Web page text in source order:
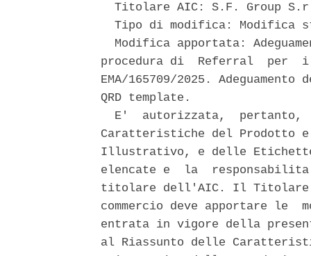
Titolare AIC: S.F. Group
Tipo di modifica: Modifica
Modifica apportata:
procedura di  Referral  per
EMA/165709/2025.
QRD template.
E'  autorizzata,  pertanto,
Caratteristiche del Prodotto
Illustrativo, e delle
elencate e  la
titolare dell'AIC. Il Titolare
commercio deve apportare
entrata in vigore della
al Riassunto delle